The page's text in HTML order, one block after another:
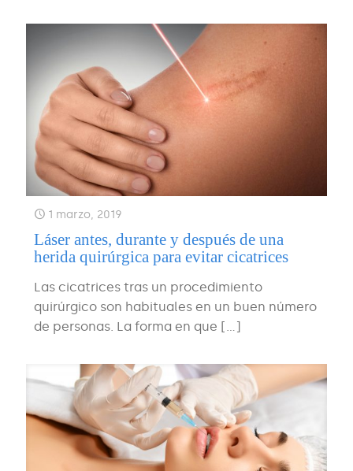
1 marzo, 2019
Láser antes, durante y después de una
herida quirúrgica para evitar cicatrices
Las cicatrices tras un procedimiento
quirúrgico son habituales en un buen número
de personas. La forma en que […]